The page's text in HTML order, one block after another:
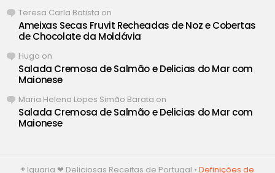
Teresa Carla Batista on
Ameixas Secas Fruvit Recheadas de Noz e Cobertas
de Chocolate da Moldávia
Hugo on
Salada Cremosa de Salmão e Delicias do Mar com
Maionese
Maria Helena Lopes Simão Barata on
Salada Cremosa de Salmão e Delicias do Mar com
Maionese
® Iguaria ❤ Deliciosas Receitas de Portugal • Definições de